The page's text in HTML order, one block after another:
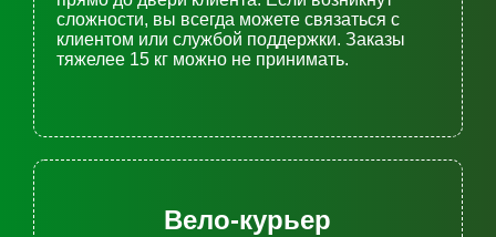
сложности, вы всегда можете связаться с
клиентом или службой поддержки. Заказы
тяжелее 15 кг можно не принимать.
Вело-курьер